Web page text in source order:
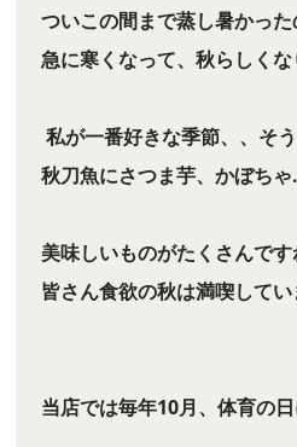
ついこの間まで蒸し暑かった
急に寒くなって、秋らしく
私が一番好きな季節、、そ
秋刀魚にさつま芋、かぼち
美味しいものがたくさんで
皆さん食欲の秋は満喫して
当店では毎年10月、体育の